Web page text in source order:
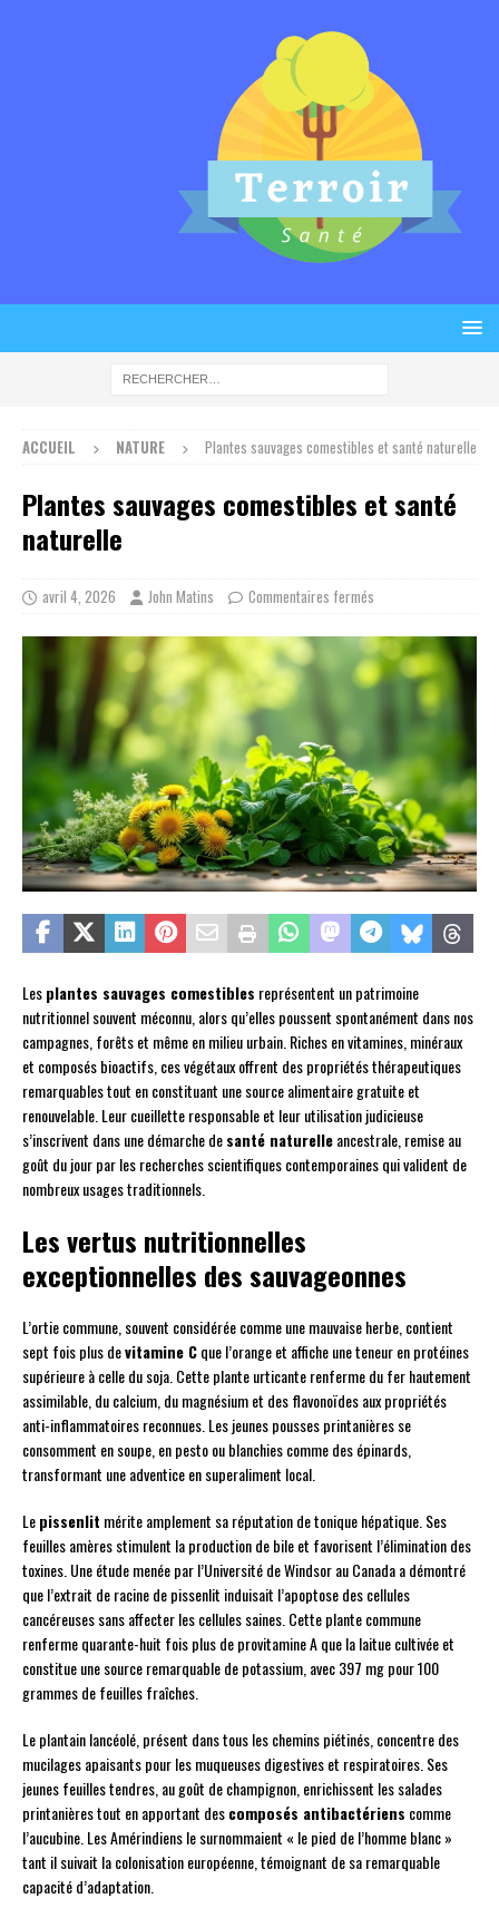
ACCUEIL NATURE Plantes sauvages comestibles et santé naturelle
Plantes sauvages comestibles et santé
naturelle
avril 4, 2026 John Matins Commentaires fermés
Lesplantes sauvages comestibles représentent un patrimoine
nutritionnel souvent méconnu, alors qu’elles poussent spontanément dans nos
campagnes, forêts et même en milieu urbain. Riches en vitamines, minéraux
et composés bioactifs, ces végétaux offrent des propriétés thérapeutiques
remarquables tout en constituant une source alimentaire gratuite et
renouvelable. Leur cueillette responsable et leur utilisation judicieuse
s’inscrivent dans une démarche desanté naturelleancestrale, remise au
goût du jour par les recherches scientifiques contemporaines qui valident de
nombreux usages traditionnels.
Les vertus nutritionnelles
exceptionnelles des sauvageonnes
L’ortie commune, souvent considérée comme une mauvaise herbe, contient
sept fois plus devitamine Cque l’orange et affiche une teneur en protéines
supérieure à celle du soja. Cette plante urticante renferme du fer hautement
assimilable, du calcium, du magnésium et des flavonoïdes aux propriétés
anti-inflammatoires reconnues. Les jeunes pousses printanières se
consomment en soupe, en pesto ou blanchies comme des épinards,
transformant une adventice en superaliment local.
Lepissenlit mérite amplement sa réputation de tonique hépatique. Ses
feuilles amères stimulent la production de bile et favorisent l’élimination des
toxines. Une étude menée par l’Université de Windsor au Canada a démontré
que l’extrait de racine de pissenlit induisait l’apoptose des cellules
cancéreuses sans affecter les cellules saines. Cette plante commune
renferme quarante-huit fois plus de provitamine A que la laitue cultivée et
constitue une source remarquable de potassium, avec 397 mg pour 100
grammes de feuilles fraîches.
Le plantain lancéolé, présent dans tous les chemins piétinés, concentre des
mucilages apaisants pour les muqueuses digestives et respiratoires. Ses
jeunes feuilles tendres, au goût de champignon, enrichissent les salades
printanières tout en apportant descomposés antibactériens comme
l’aucubine. Les Amérindiens le surnommaient « le pied de l’homme blanc »
tant il suivait la colonisation européenne, témoignant de sa remarquable
capacité d’adaptation.